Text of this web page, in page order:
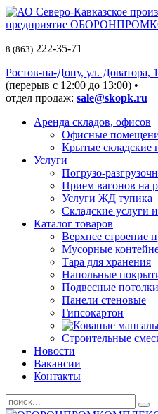
8 (863) 222-35-71
Ростов-на-Дону, ул. Доватора,
(перерыв с 12:00 до 13:00) •
отдел продаж: sale@skopk.ru
Аренда складов, офисов
Офисные
Крытые складские
Услуги
Погрузо-
Прием вагонов на
Услуги ЖД тупика
Складские услуги
Каталог товаров
Верхнее строение
Мусорные
Тара для хранения
Напольные
Подвесные потолки
Панели стеновые
Гипсокартон
Строительные
Новости
Вакансии
Контакты